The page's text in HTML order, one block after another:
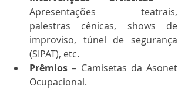
Apresentações teatrais,
palestras cênicas, shows de
improviso, túnel de segurança
(SIPAT), etc.
Prêmios – Camisetas da Asonet
Ocupacional.